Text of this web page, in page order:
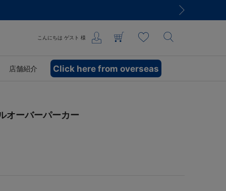
こんにちは ゲスト 様
店舗紹介 Click here from overseas
オーバーパーカー